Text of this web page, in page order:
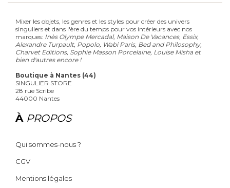
Mixer les objets, les genres et les styles pour créer des univers
singuliers et dans l'ère du temps pour vos intérieurs avec nos
marques: Inès Olympe Mercadal, Maison De Vacances, Essix,
Alexandre Turpault, Popolo, Wabi Paris, Bed and Philosophy,
Charvet Editions, Sophie Masson Porcelaine, Louise Misha et
bien d'autres encore !
Boutique à Nantes (44)
SINGULIER STORE
28 rue Scribe
44000 Nantes
À PROPOS
Qui sommes-nous ?
CGV
Mentions légales